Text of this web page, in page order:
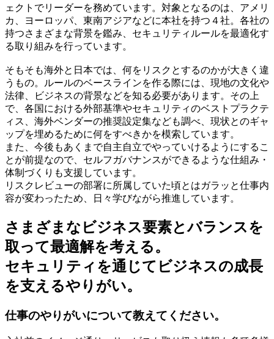
ェクトでリーダーを務めています。対象となるのは、アメリ
カ、ヨーロッパ、東南アジアなどに本社を持つ４社。各社の
持つさまざまな背景を鑑み、セキュリティルールを最適化す
る取り組みを行っています。
そもそも海外と日本では、何をリスクとするのかが大きく違
うもの。ルールのベースラインを作る際には、現地の文化や
法律、ビジネスの背景などを知る必要があります。その上
で、各国における外部基準やセキュリティのベストプラクテ
ィス、海外ベンダーの推奨設定集なども調べ、現状とのギャ
ップを埋めるために何をすべきかを模索しています。
また、今後もあくまで自主自立でやっていけるようにするこ
とが前提なので、セルフガバナンスができるような仕組み・
体制づくりも支援しています。
リスクレビューの部署に所属していた頃とはガラッと仕事内
容が変わったため、日々学びながら推進しています。
さまざまなビジネス要素とバランスを
取って最適解を考える。
セキュリティを通じてビジネスの成長
を支えるやりがい。
仕事のやりがいについて教えてください。